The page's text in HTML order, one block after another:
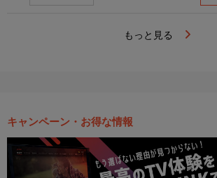
もっと見る
キャンペーン・お得な情報